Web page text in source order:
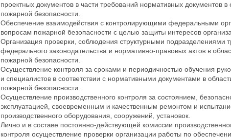
проектных документов в части требований нормативных документов в
пожарной безопасности.
Обеспечение взаимодействия с контролирующими федеральными
вопросам пожарной безопасности с целью защиты интересов
Организация проверки, соблюдения структурными подразделениями
федерального законодательства и нормативно-правовых актов в
пожарной безопасности.
Осуществление контроля за сроками и периодичностью обучения
и специалистов в соответствии с нормативными документами в
пожарной безопасности.
Осуществление производственного контроля за состоянием,
эксплуатацией, своевременным и качественным ремонтом и
производственного оборудования, сооружений, установок.
Лично и в составе постоянно-действующей комиссии
контроля осуществление проверки организации работы по